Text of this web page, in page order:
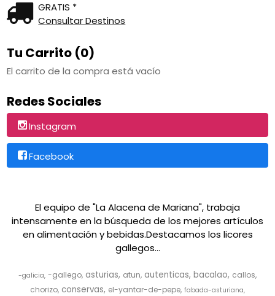
GRATIS *
Consultar Destinos
Tu Carrito (0)
El carrito de la compra está vacío
Redes Sociales
Instagram
Facebook
El equipo de "La Alacena de Mariana", trabaja
intensamente en la búsqueda de los mejores artículos
en alimentación y bebidas.Destacamos los licores
gallegos...
-galicia -gallego asturias atun autenticas bacalao callos
chorizo conservas el-yantar-de-pepe fabada-asturiana